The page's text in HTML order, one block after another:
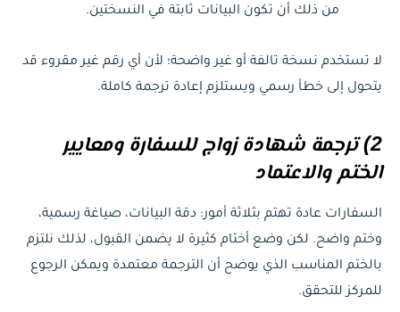
من ذلك أن تكون البيانات ثابتة في النسختين.
لا تستخدم نسخة تالفة أو غير واضحة؛ لأن أي رقم غير مقروء قد
يتحول إلى خطأ رسمي ويستلزم إعادة ترجمة كاملة.
2) ترجمة شهادة زواج للسفارة ومعايير
الختم والاعتماد
السفارات عادة تهتم بثلاثة أمور: دقة البيانات، صياغة رسمية،
وختم واضح. لكن وضع أختام كثيرة لا يضمن القبول، لذلك نلتزم
بالختم المناسب الذي يوضح أن الترجمة معتمدة ويمكن الرجوع
للمركز للتحقق.